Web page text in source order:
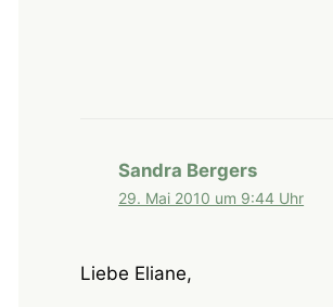
Sandra Bergers
29. Mai 2010 um 9:44 Uhr
Liebe Eliane,